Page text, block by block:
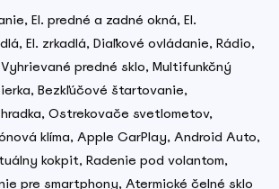
El. predné a zadné okná, El.
El. zrkadlá, Diaľkové ovládanie, Rádio,
predné sklo, Multifunkčný
Bezkľúčové štartovanie,
Ostrekovače svetlometov,
klíma, Apple CarPlay, Android Auto,
kokpit, Radenie pod volantom,
pre smartphony, Atermické čelné sklo